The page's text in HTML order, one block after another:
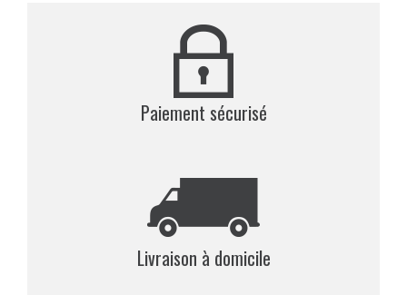
Paiement sécurisé
Livraison à domicile